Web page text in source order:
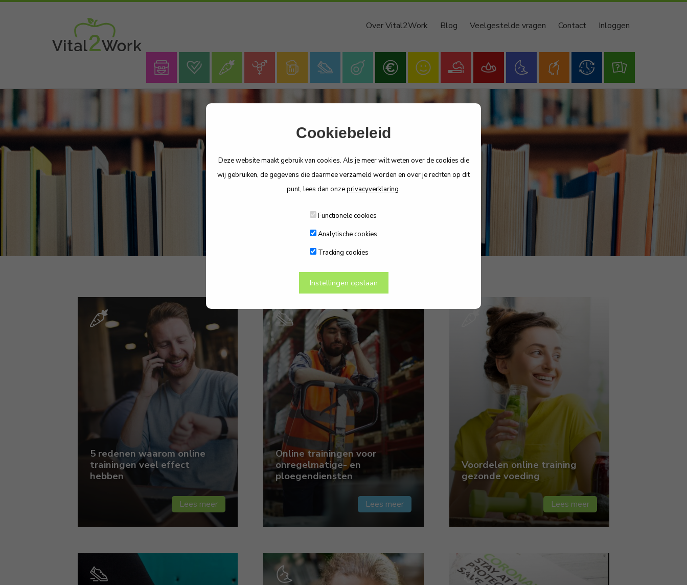
Over Vital2Work Blog Veelgestelde vragen Contact Inloggen
Blog
5 redenen waarom online
trainingen veel effect
hebben
Lees meer
Online trainingen voor
onregelmatige- en
ploegendiensten
Lees meer
Voordelen online training
gezonde voeding
Lees meer
Cookiebeleid
Deze website maakt gebruik van cookies. Als je meer wilt weten over de cookies die
wij gebruiken, de gegevens die daarmee verzameld worden en over je rechten op dit
punt, lees dan onzeprivacyverklaring.
Functionele cookies
Analytische cookies
Tracking cookies
Instellingen opslaan